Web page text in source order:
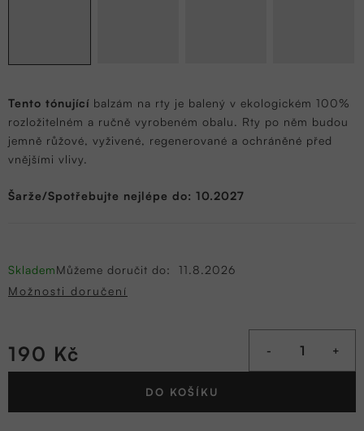
Tento tónující balzám na rty je balený v ekologickém 100%
rozložitelném a ručně vyrobeném obalu. Rty po něm budou
jemně růžové, vyživené, regenerované a ochráněné před
vnějšími vlivy.
Šarže/Spotřebujte nejlépe do: 10.2027
SklademMůžeme doručit do:
11.8.2026
Možnosti doručení
190 Kč
Měrná
DO KOŠÍKU